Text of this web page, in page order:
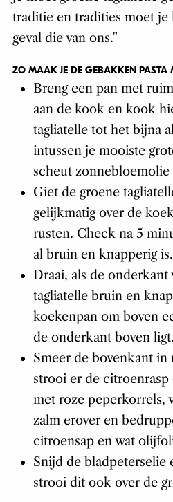
je móét groene tagliatelle
traditie en tradities moet je
ZO MAAK JE DE GEBAKKEN PASTA
Breng een pan met
aan de kook en kook
tagliatelle tot het bijna
intussen je mooiste
scheut zonnebloemolie
Giet de groene
gelijkmatig over de
rusten. Check na 5
al bruin en knapperig is.
Draai, als de onderkant
tagliatelle bruin en
koekenpan om boven
de onderkant boven
Smeer de bovenkant in
strooi er de citroenrasp
met roze peperkorrels,
zalm erover en
citroensap en wat
Snijd de bladpeterselie